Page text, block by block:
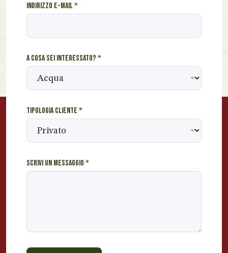
Indirizzo e-mail*
A cosa sei interessato?*
Tipologia cliente *
Scrivi un messaggio *